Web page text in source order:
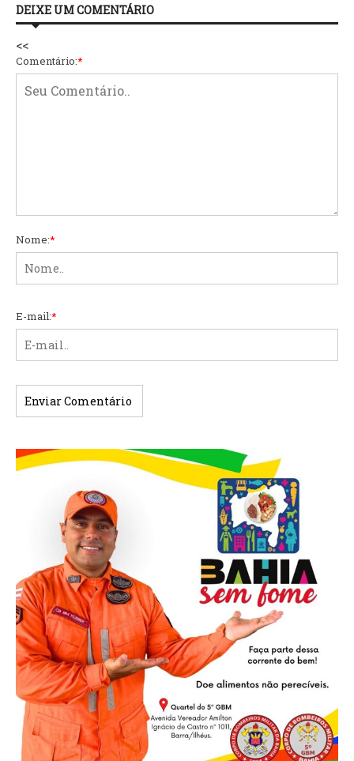
DEIXE UM COMENTÁRIO
<<
Comentário:*
Nome:*
E-mail:*